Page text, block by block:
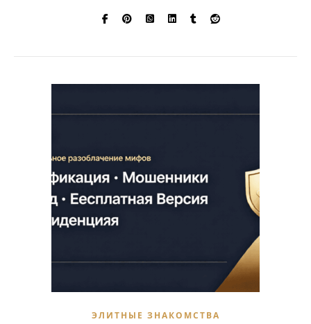
ЭЛИТНЫЕ ЗНАКОМСТВА